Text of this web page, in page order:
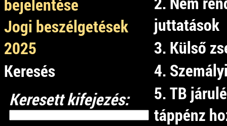
Jogi beszélgetések
2025
Keresés
Keresett kifejezés:
juttatások
3. Külső
4.
5. TB
táppénz